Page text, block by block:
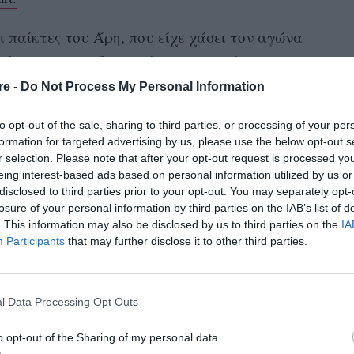
- Do Not Process My Personal Information
opt-out of the sale, sharing to third parties, or processing of your
for targeted advertising by us, please use the below opt-out
selection. Please note that after your opt-out request is processed
interest-based ads based on personal information utilized by us
to third parties prior to your opt-out. You may separately
of your personal information by third parties on the IAB’s list of
This information may also be disclosed by us to third parties on the
Participants that may further disclose it to other third parties.
Data Processing Opt Outs
opt-out of the Sharing of my personal data.
του Άρη, που είχε χάσει τον αγώνα
για τη διαιτησία προς το μέρος της
αμέσως αστυνομικοί. Καθώς
προς τα αποδυτήρια, άρχισε να τρέχει
της ΠΑΕ Άρης Θόδωρος Καρυπίδης, ο οποίος
Τον συγκράτησαν διάφοροι από τους
ήταν τόσο τεταμένο που η διαιτητής δεν
ήταν η πρώτη φορά που σφύριζε γυναίκα
δεν αποκλείει το ότι θα είναι και η
κάνει καριέρα στα διάφορα
αγώνες γυναικών και το Μουντιάλ.